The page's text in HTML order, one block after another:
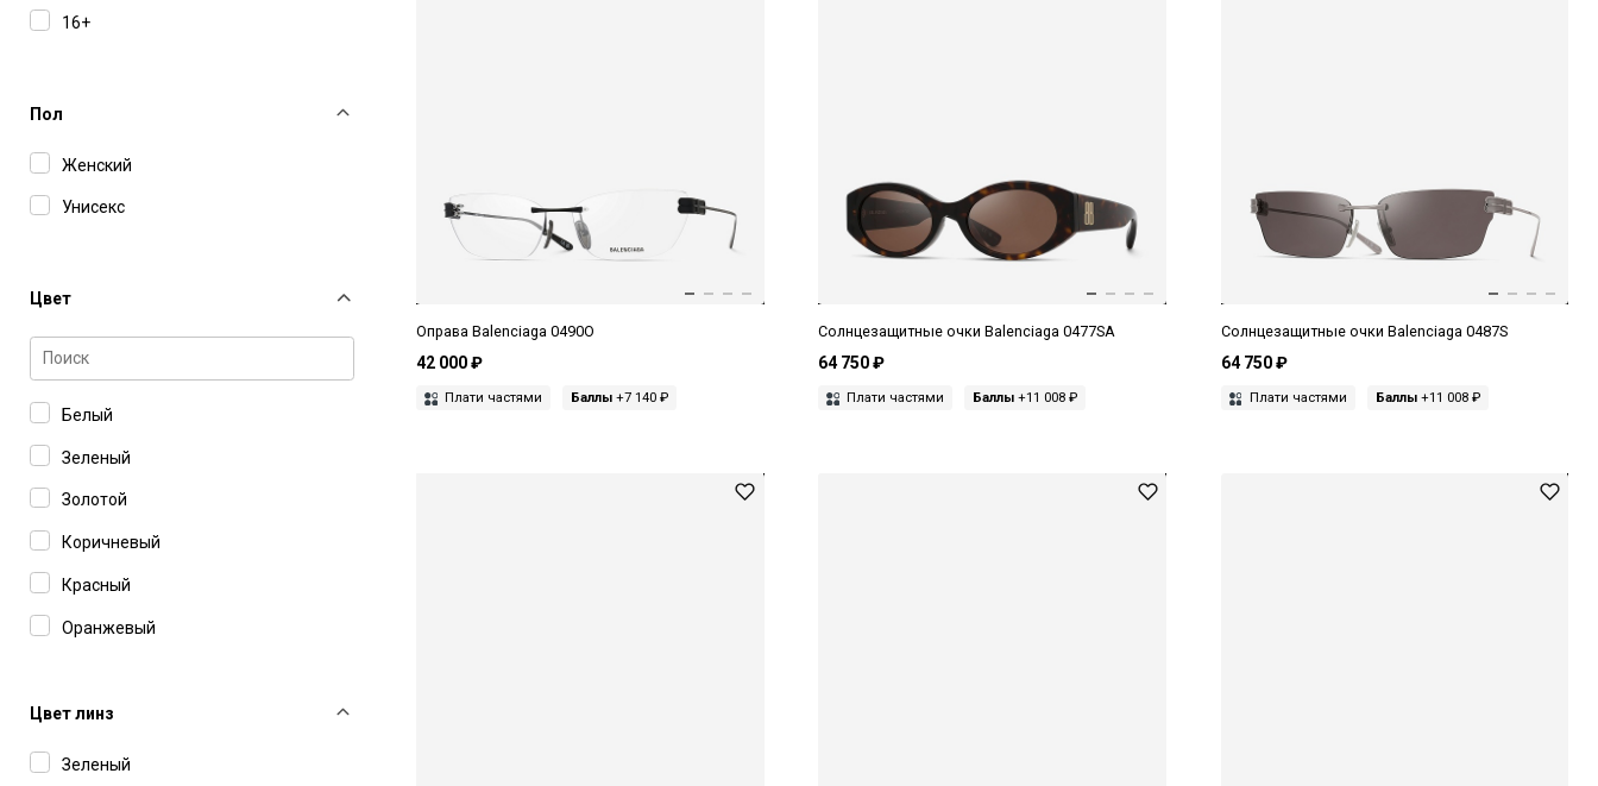
Carolina Herrera
Etro
16+
Пол
Женский
Унисекс
Цвет
Белый
Зеленый
Золотой
Коричневый
Красный
Оранжевый
Серебряный
Серый
Цвет линз
Зеленый
Оправа Balenciaga 0490O
42 000 ₽
Плати частями Баллы +7 140 ₽
Солнцезащитные очки Balenciaga 0477SA
64 750 ₽
Плати частями Баллы +11 008 ₽
Солнцезащитные очки Balenciaga 0487S
64 750 ₽
Плати частями Баллы+11 008 ₽